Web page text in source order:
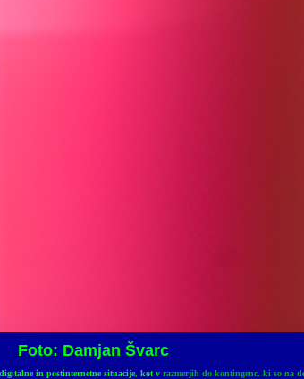
Foto: Damjan Švarc
in postinternetne situacije, kot v razmerjih do kontingenc, ki so na